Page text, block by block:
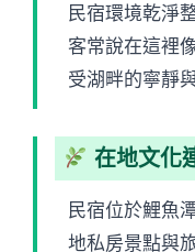
民宿環境乾淨
客常說在這裡
受湖畔的寧靜
在地文化
民宿位於鯉魚
地私房景點與